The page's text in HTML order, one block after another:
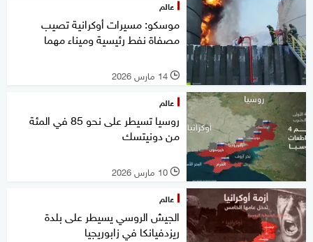
عالم
موسكو: مسيرات أوكرانية تصيب
مصفاة نفط رئيسية وميناء مهما
l 14 مارس 2026
عالم
روسيا تسيطر على نحو 85 في المئة
من دونيتسك
l 10 مارس 2026
عالم
الجيش الروسي يسيطر على بلدة
ريزدفيانكا في زابوريجيا